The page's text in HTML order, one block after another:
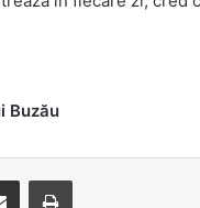
Buzău
Distribuie prin e-mail Imprimare